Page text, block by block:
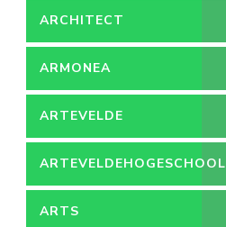
ARCHITECT
ARMONEA
ARTEVELDE
ARTEVELDEHOGESCHOOL
ARTS